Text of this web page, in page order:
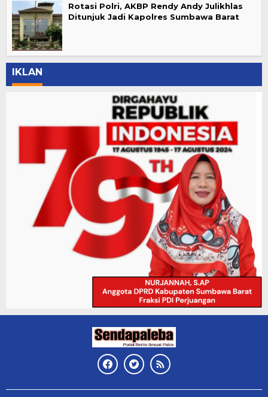
Rotasi Polri, AKBP Rendy Andy Julikhlas
Ditunjuk Jadi Kapolres Sumbawa Barat
IKLAN